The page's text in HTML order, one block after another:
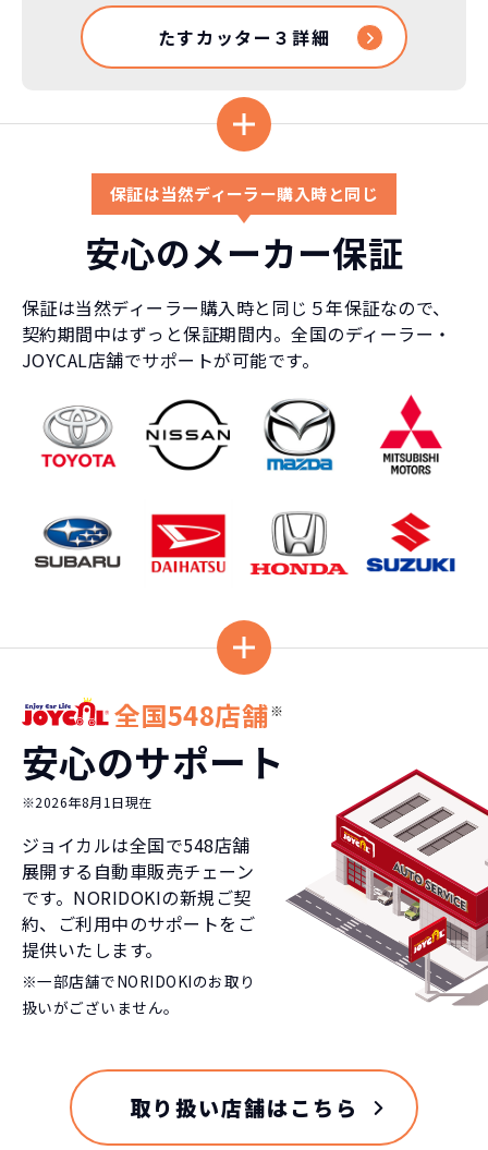
たすカッター３詳細
保証は当然ディーラー購入時と同じ
安心のメーカー保証
保証は当然ディーラー購入時と同じ５年保証なので、
契約期間中はずっと保証期間内。全国のディーラー・
JOYCAL店舗でサポートが可能です。
全国548店舗※
安心のサポート
※2026年8月1日現在
ジョイカルは全国で548店舗
展開する自動車販売チェーン
です。NORIDOKIの新規ご契
約、ご利用中のサポートをご
提供いたします。
※一部店舗でNORIDOKIのお取り
扱いがございません。
取り扱い店舗はこちら